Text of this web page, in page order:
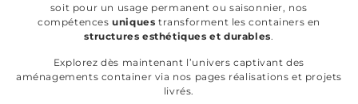
soit pour un usage permanent ou saisonnier, nos
compétences uniques transforment les containers en
structures esthétiques et durables.
Explorez dès maintenant l’univers captivant des
aménagements container via nos pages réalisations et projets
livrés.